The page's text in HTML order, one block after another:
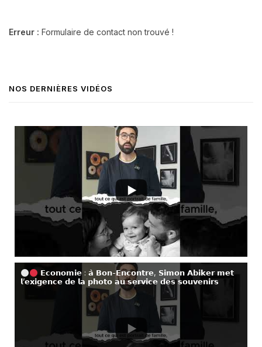
Erreur : Formulaire de contact non trouvé !
NOS DERNIÈRES VIDÉOS
𝗘𝗰𝗼𝗻𝗼𝗺𝗶𝗲 : 𝗮̀ 𝗕𝗼𝗻-𝗘𝗻𝗰𝗼𝗻𝘁𝗿𝗲, 𝗦𝗶𝗺𝗼𝗻 𝗔𝗯𝗶𝗸𝗲𝗿 𝗺𝗲𝘁
𝗹’𝗲𝘅𝗶𝗴𝗲𝗻𝗰𝗲 𝗱𝗲 𝗹𝗮 𝗽𝗵𝗼𝘁𝗼 𝗮𝘂 𝘀𝗲𝗿𝘃𝗶𝗰𝗲 𝗱𝗲𝘀 𝘀𝗼𝘂𝘃𝗲𝗻𝗶𝗿𝘀